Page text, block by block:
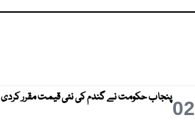
02پنجاب حکومت نے گندم کی نئی قیمت مقرر کردی